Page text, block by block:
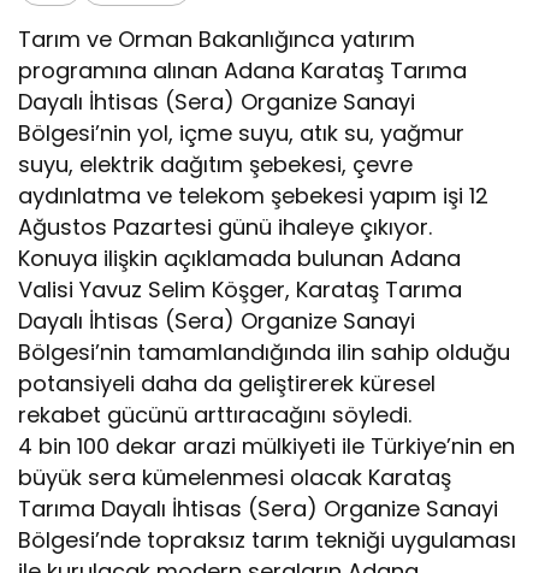
Tarım ve Orman Bakanlığınca yatırım
programına alınan Adana Karataş Tarıma
Dayalı İhtisas (Sera) Organize Sanayi
Bölgesi’nin yol, içme suyu, atık su, yağmur
suyu, elektrik dağıtım şebekesi, çevre
aydınlatma ve telekom şebekesi yapım işi 12
Ağustos Pazartesi günü ihaleye çıkıyor.
Konuya ilişkin açıklamada bulunan Adana
Valisi Yavuz Selim Köşger, Karataş Tarıma
Dayalı İhtisas (Sera) Organize Sanayi
Bölgesi’nin tamamlandığında ilin sahip olduğu
potansiyeli daha da geliştirerek küresel
rekabet gücünü arttıracağını söyledi.
4 bin 100 dekar arazi mülkiyeti ile Türkiye’nin en
büyük sera kümelenmesi olacak Karataş
Tarıma Dayalı İhtisas (Sera) Organize Sanayi
Bölgesi’nde topraksız tarım tekniği uygulaması